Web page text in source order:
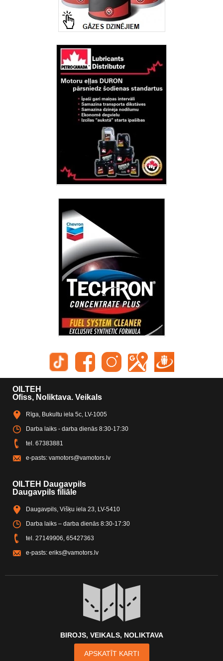
OILTEH
Ofiss, Noliktava. Veikals
Rīga, Bukultu iela 5c, LV-1005
Darba laiks - darba dienās 8:30-17:30
tel. 67383881
e-pasts: vamotors@vamotors.lv
OILTEH Daugavpils
Daugavpils filiāle
Daugavpils, Višķu iela 23, LV-5410
Darba laiks – darba dienās 8:30-17:30
tel. 27149906 65427363
e-pasts: eriks@vamotors.lv
BIROJS, VEIKALS, NOLIKTAVA
APSKATĪT KARTI